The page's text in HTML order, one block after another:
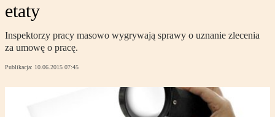
etaty
Inspektorzy pracy masowo wygrywają sprawy o uznanie zlecenia
za umowę o pracę.
Publikacja: 10.06.2015 07:45